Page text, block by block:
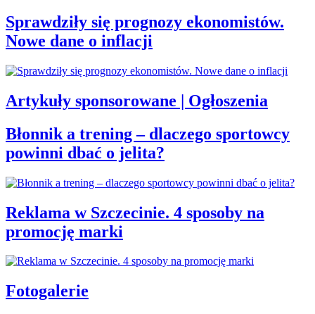
Sprawdziły się prognozy ekonomistów.
Nowe dane o inflacji
Artykuły sponsorowane | Ogłoszenia
Błonnik a trening – dlaczego sportowcy
powinni dbać o jelita?
Reklama w Szczecinie. 4 sposoby na
promocję marki
Fotogalerie